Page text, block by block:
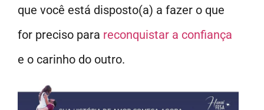
que você está disposto(a) a fazer o que
for preciso para reconquistar a confiança
e o carinho do outro.